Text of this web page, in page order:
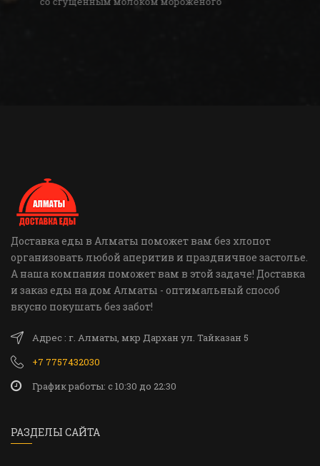
Доставка еды в Алматы поможет вам без хлопот
организовать любой аперитив и праздничное застолье.
А наша компания поможет вам в этой задаче! Доставка
и заказ еды на дом Алматы - оптимальный способ
вкусно покушать без забот!
Адрес : г. Алматы, мкр Дархан ул. Тайказан 5
+7 7757432030
График работы: c 10:30 до 22:30
РАЗДЕЛЫ САЙТА